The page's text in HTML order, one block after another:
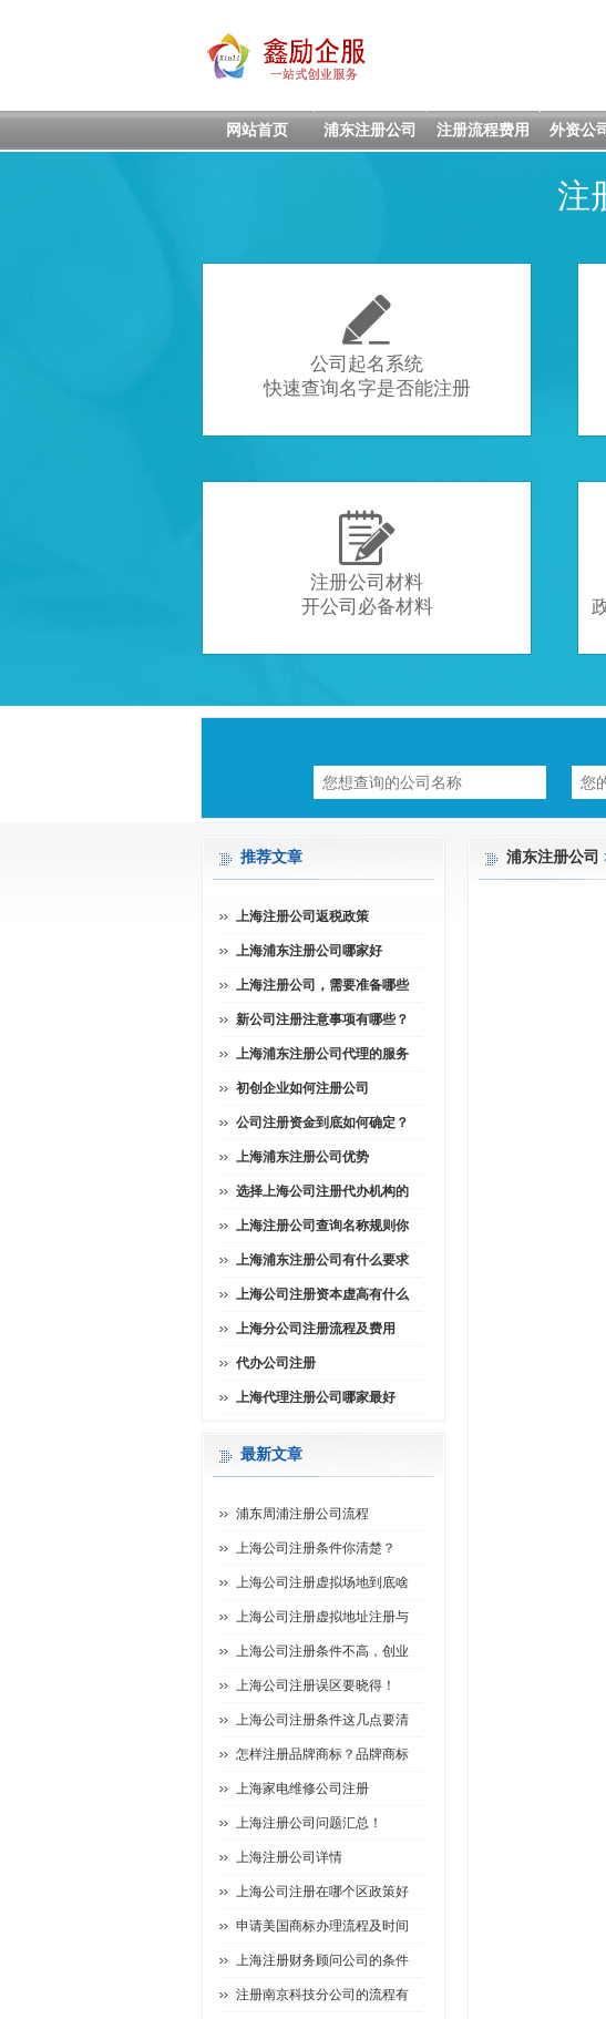
网站首页 浦东注册公司 注册流程费用 外资公
注

公司起名系统
快速查询名字是否能注册

注册公司材料
开公司必备材料
浦东注册公司
推荐文章
上海注册公司返税政策
上海浦东注册公司哪家好
上海注册公司，需要准备哪些
新公司注册注意事项有哪些？
上海浦东注册公司代理的服务
初创企业如何注册公司
公司注册资金到底如何确定？
上海浦东注册公司优势
选择上海公司注册代办机构的
上海注册公司查询名称规则你
上海浦东注册公司有什么要求
上海公司注册资本虚高有什么
上海分公司注册流程及费用
代办公司注册
上海代理注册公司哪家最好
最新文章
浦东周浦注册公司流程
上海公司注册条件你清楚？
上海公司注册虚拟场地到底啥
上海公司注册虚拟地址注册与
上海公司注册条件不高，创业
上海公司注册误区要晓得！
上海公司注册条件这几点要清
怎样注册品牌商标？品牌商标
上海家电维修公司注册
上海注册公司问题汇总！
上海注册公司详情
上海公司注册在哪个区政策好
申请美国商标办理流程及时间
上海注册财务顾问公司的条件
注册南京科技分公司的流程有